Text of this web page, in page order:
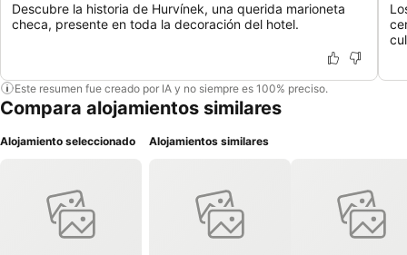
Descubre la historia de Hurvínek, una querida marioneta
checa, presente en toda la decoración del hotel.
Este resumen fue creado por IA y no siempre es 100% preciso.
Compara alojamientos similares
Alojamiento seleccionado Alojamientos similares